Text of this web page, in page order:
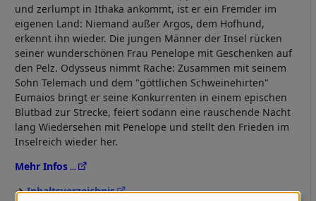
und zerlumpt in Ithaka ankommt, ist er ein Fremder im
eigenen Land: Niemand außer Argos, dem Hofhund,
erkennt ihn wieder. Die jungen Männer der Insel rücken
seiner wunderschönen Frau Penelope mit Geschenken auf
den Pelz. Odysseus nimmt Rache: Zusammen mit seinem
Sohn Telemach und dem "göttlichen Schweinehirten"
Eumaios bringt er seine Konkurrenten in einem epischen
Blutbad zur Strecke, feiert sodann eine rauschende Nacht
lang Wiedersehen mit Penelope und stellt den Frieden im
Inselreich wieder her.
Mehr Infos
Inhaltsverzeichnis